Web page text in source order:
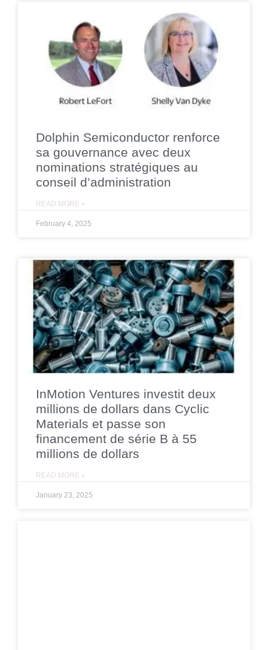
Dolphin Semiconductor renforce
sa gouvernance avec deux
nominations stratégiques au
conseil d’administration
READ MORE »
February 4, 2025
InMotion Ventures investit deux
millions de dollars dans Cyclic
Materials et passe son
financement de série B à 55
millions de dollars
READ MORE »
January 23, 2025